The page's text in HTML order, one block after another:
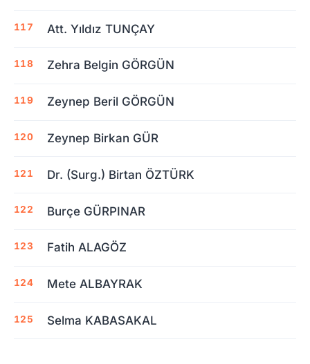
Att. Yıldız TUNÇAY
Zehra Belgin GÖRGÜN
Zeynep Beril GÖRGÜN
Zeynep Birkan GÜR
Dr. (Surg.) Birtan ÖZTÜRK
Burçe GÜRPINAR
Fatih ALAGÖZ
Mete ALBAYRAK
Selma KABASAKAL